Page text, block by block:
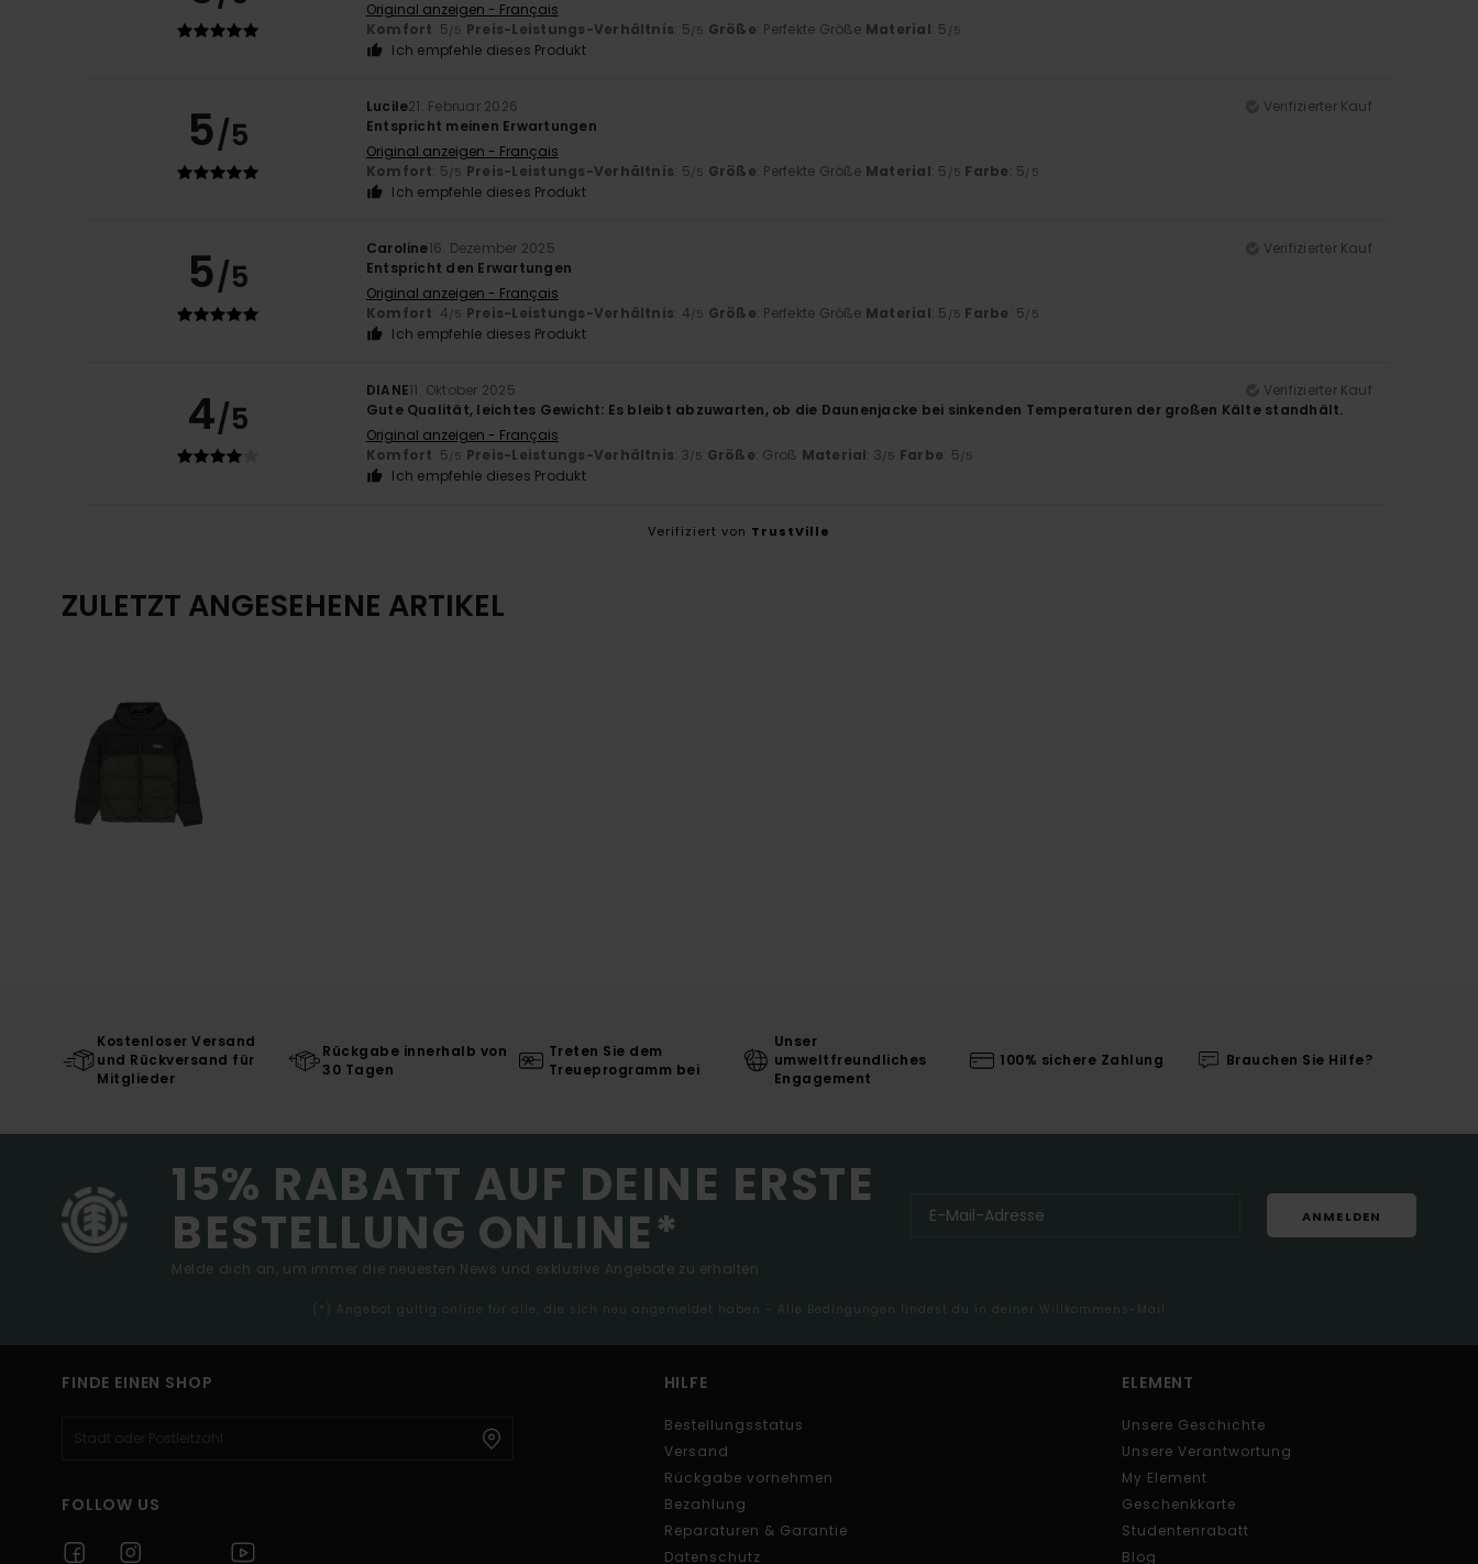
Original anzeigen - Français
Komfort: 5/5 Preis-Leistungs-Verhältnis: 5/5 Größe: Perfekte Größe Material: 5 /5
Ich empfehle dieses Produkt
5/5
Lucile21. Februar 2026
Verifizierter Kauf
Entspricht meinen Erwartungen
Original anzeigen - Français
Komfort: 5/5 Preis-Leistungs-Verhältnis: 5/5 Größe: Perfekte Größe Material: 5 /5 Farbe: 5/5
Ich empfehle dieses Produkt
5/5
Caroline16. Dezember 2025
Verifizierter Kauf
Entspricht den Erwartungen
Original anzeigen - Français
Komfort: 4/5 Preis-Leistungs-Verhältnis: 4/5 Größe: Perfekte Größe Material: 5 /5 Farbe: 5/5
Ich empfehle dieses Produkt
4/5
DIANE11. Oktober 2025
Verifizierter Kauf
Gute Qualität, leichtes Gewicht: Es bleibt abzuwarten, ob die Daunenjacke bei sinkenden Temperaturen der großen Kälte standhält.
Original anzeigen - Français
Komfort: 5/5 Preis-Leistungs-Verhältnis: 3/5 Größe: Groß Material: 3/5 Farbe: 5/5
Ich empfehle dieses Produkt
Verifiziert von TrustVille
ZULETZT ANGESEHENE ARTIKEL
Kostenloser Versand
und Rückversand für
Mitglieder
Rückgabe innerhalb von
30 Tagen
Treten Sie dem
Treueprogramm bei
Unser
umweltfreundliches
Engagement
100% sichere Zahlung Brauchen Sie Hilfe?
15% RABATT AUF DEINE ERSTE
BESTELLUNG ONLINE*
Melde dich an, um immer die neuesten News und exklusive Angebote zu erhalten.
ANMELDEN
(*) Angebot gültig online für alle, die sich neu angemeldet haben - Alle Bedingungen findest du in deiner Willkommens-Mail
FINDE EINEN SHOP
FOLLOW US
HILFE
Bestellungsstatus
Versand
Rückgabe vornehmen
Bezahlung
Reparaturen & Garantie
Datenschutz
ELEMENT
Unsere Geschichte
Unsere Verantwortung
My Element
Geschenkkarte
Studentenrabatt
Blog